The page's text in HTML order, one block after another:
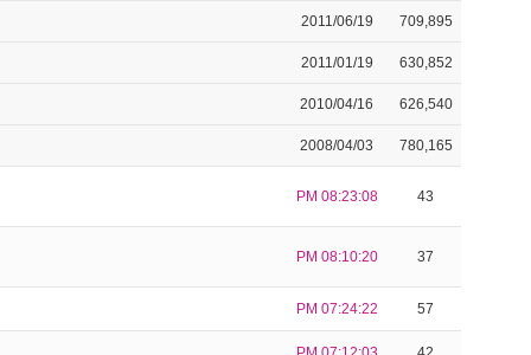
2011/06/19 709,895
2011/01/19 630,852
2010/04/16 626,540
2008/04/03 780,165
PM 08:23:08 43
PM 08:10:20 37
PM 07:24:22 57